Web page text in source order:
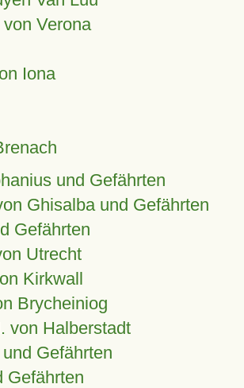
Verona
Iona
und Gefährten
Ghisalba und Gefährten
Gefährten
Utrecht
Kirkwall
Brycheiniog
von Halberstadt
Gefährten
Gefährten